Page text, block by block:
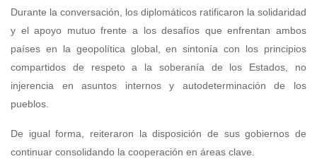
Durante la conversación, los diplomáticos ratificaron la solidaridad
y el apoyo mutuo frente a los desafíos que enfrentan ambos
países en la geopolítica global, en sintonía con los principios
compartidos de respeto a la soberanía de los Estados, no
injerencia en asuntos internos y autodeterminación de los
pueblos.
De igual forma, reiteraron la disposición de sus gobiernos de
continuar consolidando la cooperación en áreas clave.